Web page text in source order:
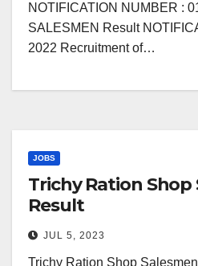
NOTIFICATION NUMBER :
SALESMEN Result
2022 Recruitment of…
JOBS
Trichy Ration Shop
Result
JUL 5, 2023
Trichy Ration Shop